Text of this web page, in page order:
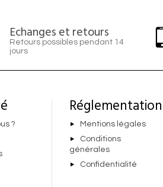
Echanges et retours
Retours possibles pendant 14
jours
?
Réglementation
Mentions légales
Conditions
générales
Confidentialité